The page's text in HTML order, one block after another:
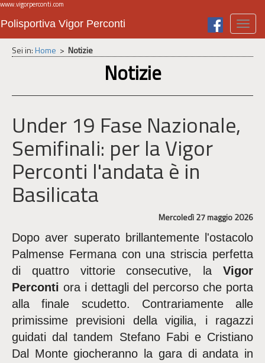
www.vigorperconti.com
Polisportiva Vigor Perconti
Sei in:Home > Notizie
Notizie
Under 19 Fase Nazionale,
Semifinali: per la Vigor
Perconti l'andata è in
Basilicata
Mercoledì 27 maggio 2026
Dopo aver superato brillantemente l'ostacolo
Palmense Fermana con una striscia perfetta
di quattro vittorie consecutive, la Vigor
Perconti ora i dettagli del percorso che porta
alla finale scudetto. Contrariamente alle
primissime previsioni della vigilia, i ragazzi
guidati dal tandem Stefano Fabi e Cristiano
Dal Monte giocheranno la gara di andata in